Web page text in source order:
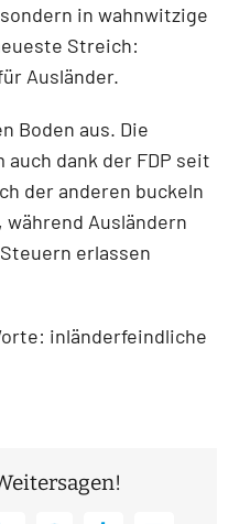
in wahnwitzige
Streich:
Ausländer.
Boden aus. Die
dank der FDP seit
der anderen buckeln
während Ausländern
erlassen
inländerfeindliche